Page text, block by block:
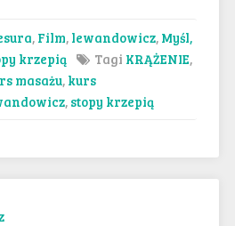
, Film, lewandowicz, Myśl,
krzepią Tagi KRĄŻENIE,
masażu, kurs
, stopy krzepią